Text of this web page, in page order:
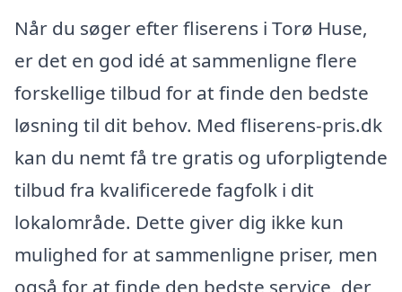
Når du søger efter fliserens i Torø Huse,
er det en god idé at sammenligne flere
forskellige tilbud for at finde den bedste
løsning til dit behov. Med fliserens-pris.dk
kan du nemt få tre gratis og uforpligtende
tilbud fra kvalificerede fagfolk i dit
lokalområde. Dette giver dig ikke kun
mulighed for at sammenligne priser, men